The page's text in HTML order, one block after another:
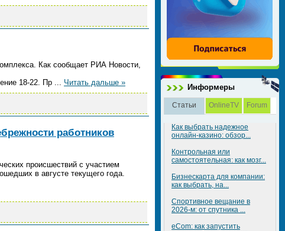
Как сообщает РИА Новости,
18-22. Пр ... Читать дальше »
работников
происшествий с участием
в августе текущего года.
Информеры
Статьи OnlineTV Forum
Как выбрать надежное
онлайн-казино: обзор...
Контрольная или
самостоятельная: как мозг...
Бизнескарта для компании:
как выбрать, на...
Спортивное вещание в
2026-м: от спутника ...
eCom: как запустить